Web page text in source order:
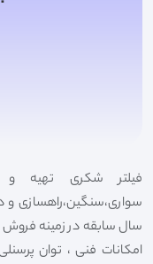
فیلتر شکری تهیه و
سال سابقه در زمینه فروش
امکانات فنی ، توان